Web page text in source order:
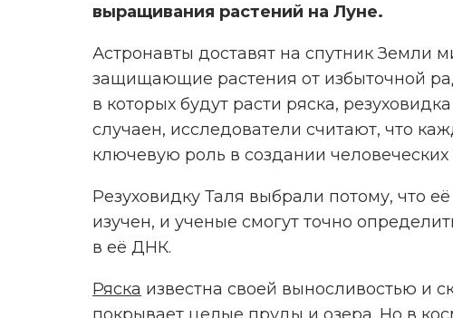
выращивания растений на Луне.
Астронавты доставят на спутник Земли
защищающие растения от избыточной
в которых будут расти ряска,
случаен, исследователи считают, что
ключевую роль в создании
Резуховидку Таля выбрали потому, что
изучен, и ученые смогут точно
в её ДНК.
Ряска известна своей выносливостью и